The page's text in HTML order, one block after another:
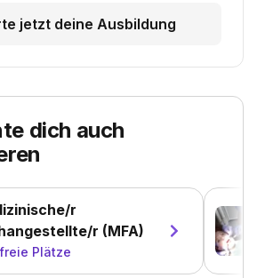
jetzt deine Ausbildung
dich auch
r
r (MFA)
freie Plätze